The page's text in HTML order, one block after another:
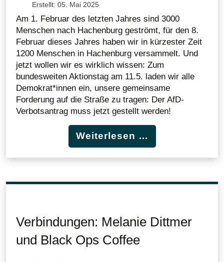
Erstellt: 05. Mai 2025
Am 1. Februar des letzten Jahres sind 3000
Menschen nach Hachenburg geströmt, für den 8.
Februar dieses Jahres haben wir in kürzester Zeit
1200 Menschen in Hachenburg versammelt. Und
jetzt wollen wir es wirklich wissen: Zum
bundesweiten Aktionstag am 11.5. laden wir alle
Demokrat*innen ein, unsere gemeinsame
Forderung auf die Straße zu tragen: Der AfD-
Verbotsantrag muss jetzt gestellt werden!
Weiterlesen …
Verbindungen: Melanie Dittmer
und Black Ops Coffee